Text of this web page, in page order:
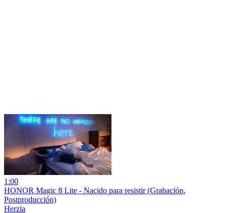
1:00
HONOR Magic 8 Lite - Nacido para resistir (Grabación,
Postproducción)
Herzia